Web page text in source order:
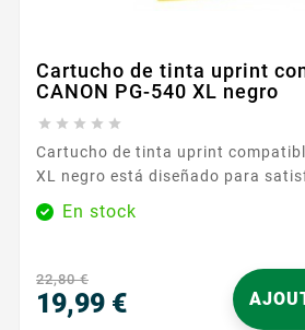
Cartucho de tinta uprint
CANON PG-540 XL negro
    
Cartucho de tinta uprint
XL negro está diseñado para
necesidades de impresión
como en la oficina. Adaptado a las
textos nítidos y documentos legibles en el día a día:
cartas administrativas, informes
deberes escolares o...
En stock
22,80 €
19,99 €